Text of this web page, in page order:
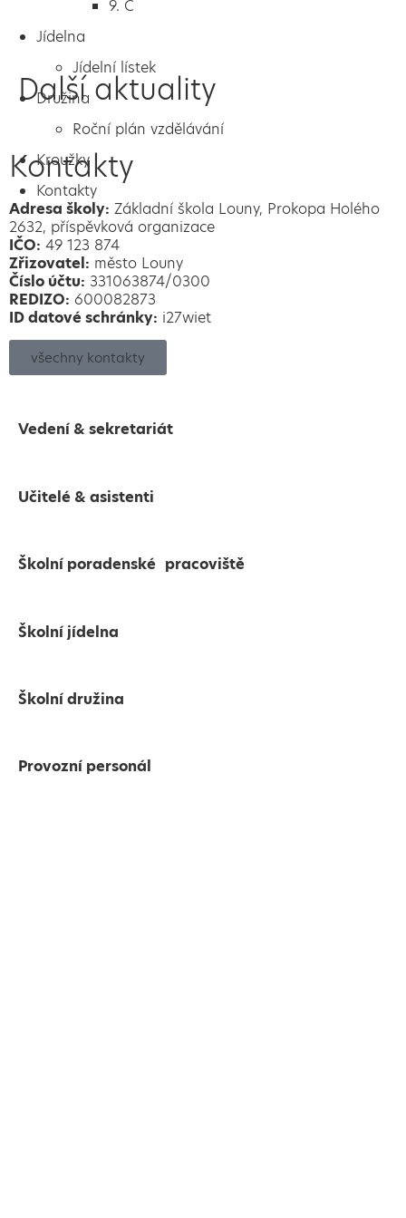
9. C
Jídelna
Jídelní lístek
Družina
Roční plán vzdělávání
Kroužky
Kontakty
Další aktuality
Kontakty
Adresa školy: Základní škola Louny, Prokopa Holého
2632, příspěvková organizace
IČO: 49 123 874
Zřizovatel: město Louny
Číslo účtu: 331063874/0300
REDIZO: 600082873
ID datové schránky: i27wiet
všechny kontakty
Vedení & sekretariát
Učitelé & asistenti
Školní poradenské pracoviště
Školní jídelna
Školní družina
Provozní personál